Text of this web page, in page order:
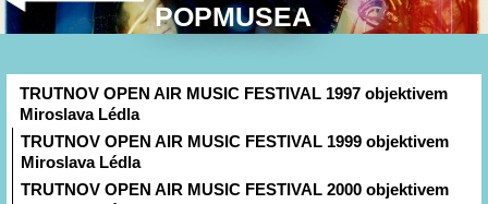
POPMUSEA
TRUTNOV OPEN AIR MUSIC FESTIVAL 1997 objektivem
Miroslava Lédla
TRUTNOV OPEN AIR MUSIC FESTIVAL 1999 objektivem
Miroslava Lédla
TRUTNOV OPEN AIR MUSIC FESTIVAL 2000 objektivem